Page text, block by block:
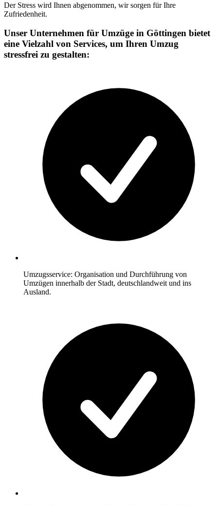
Der Stress wird Ihnen abgenommen, wir sorgen für Ihre
Zufriedenheit.
Unser Unternehmen für Umzüge in Göttingen bietet
eine Vielzahl von Services, um Ihren Umzug
stressfrei zu gestalten:
Umzugsservice: Organisation und Durchführung von
Umzügen innerhalb der Stadt, deutschlandweit und ins
Ausland.